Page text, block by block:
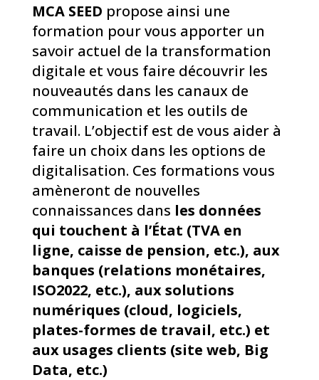
MCA SEED propose ainsi une
formation pour vous apporter un
savoir actuel de la transformation
digitale et vous faire découvrir les
nouveautés dans les canaux de
communication et les outils de
travail. L’objectif est de vous aider à
faire un choix dans les options de
digitalisation. Ces formations vous
amèneront de nouvelles
connaissances dans les données
qui touchent à l’État (TVA en
ligne, caisse de pension, etc.), aux
banques (relations monétaires,
ISO2022, etc.), aux solutions
numériques (cloud, logiciels,
plates-formes de travail, etc.) et
aux usages clients (site web, Big
Data, etc.)